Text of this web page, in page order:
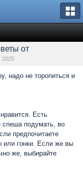
от
2025
надо не торопиться и
Есть
спеша подумать, во
предпочитаете
или гонки. Если же вы
же, выбирайте